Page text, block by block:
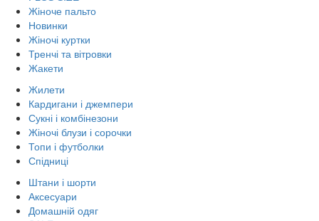
Жіноче пальто
Новинки
Жіночі куртки
Тренчі та вітровки
Жакети
Жилети
Кардигани і джемпери
Сукні і комбінезони
Жіночі блузи і сорочки
Топи і футболки
Спідниці
Штани і шорти
Аксесуари
Домашній одяг